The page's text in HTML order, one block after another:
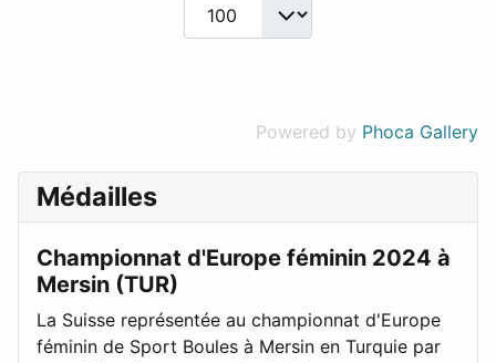
Powered by Phoca Gallery
Médailles
Championnat d'Europe féminin 2024 à
Mersin (TUR)
La Suisse représentée au championnat d'Europe
féminin de Sport Boules à Mersin en Turquie par